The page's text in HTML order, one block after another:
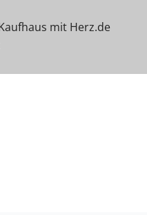
mit Herz.de